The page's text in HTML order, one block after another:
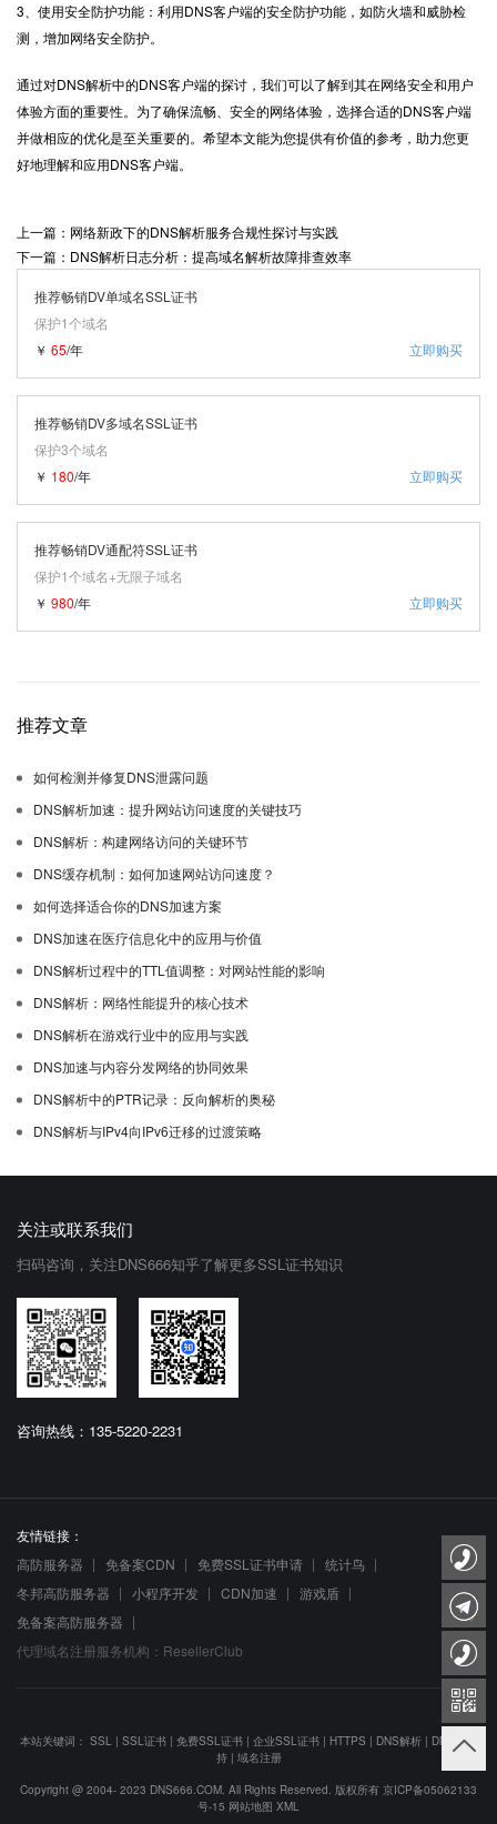
3、使用安全防护功能：利用DNS客户端的安全防护功能，如防火墙和威胁检
测，增加网络安全防护。
通过对DNS解析中的DNS客户端的探讨，我们可以了解到其在网络安全和用户
体验方面的重要性。为了确保流畅、安全的网络体验，选择合适的DNS客户端
并做相应的优化是至关重要的。希望本文能为您提供有价值的参考，助力您更
好地理解和应用DNS客户端。
上一篇：网络新政下的DNS解析服务合规性探讨与实践
下一篇：DNS解析日志分析：提高域名解析故障排查效率
推荐畅销DV单域名SSL证书
保护1个域名
立即购买
￥ 65/年
推荐畅销DV多域名SSL证书
保护3个域名
立即购买
￥ 180/年
推荐畅销DV通配符SSL证书
保护1个域名+无限子域名
立即购买
￥ 980/年
推荐文章
如何检测并修复DNS泄露问题
DNS解析加速：提升网站访问速度的关键技巧
DNS解析：构建网络访问的关键环节
DNS缓存机制：如何加速网站访问速度？
如何选择适合你的DNS加速方案
DNS加速在医疗信息化中的应用与价值
DNS解析过程中的TTL值调整：对网站性能的影响
DNS解析：网络性能提升的核心技术
DNS解析在游戏行业中的应用与实践
DNS加速与内容分发网络的协同效果
DNS解析中的PTR记录：反向解析的奥秘
DNS解析与IPv4向IPv6迁移的过渡策略
关注或联系我们
扫码咨询，关注DNS666知乎了解更多SSL证书知识
咨询热线：135-5220-2231
友情链接：
高防服务器
免备案CDN 免费SSL证书申请
统计鸟
冬邦高防服务器
小程序开发 CDN加速
游戏盾
免备案高防服务器
代理域名注册服务机构：ResellerClub
本站关键词： SSL | SSL证书 | 免费SSL证书 | 企业SSL证书 | HTTPS | DNS解析 | DNS防劫
持| 域名注册
Copyright @ 2004- 2023 DNS666.COM. All Rights Reserved. 版权所有 京ICP备05062133
号-15 网站地图 XML